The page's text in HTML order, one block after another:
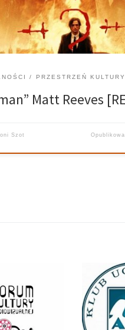
PRZESTRZEŃ KULTURY
Matt Reeves
Szot